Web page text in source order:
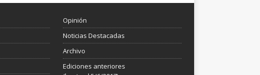
Opinión
Noticias Destacadas
Archivo
Ediciones anteriores